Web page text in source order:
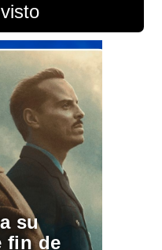
su
fin de